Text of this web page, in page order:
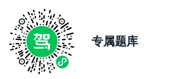
专属题库